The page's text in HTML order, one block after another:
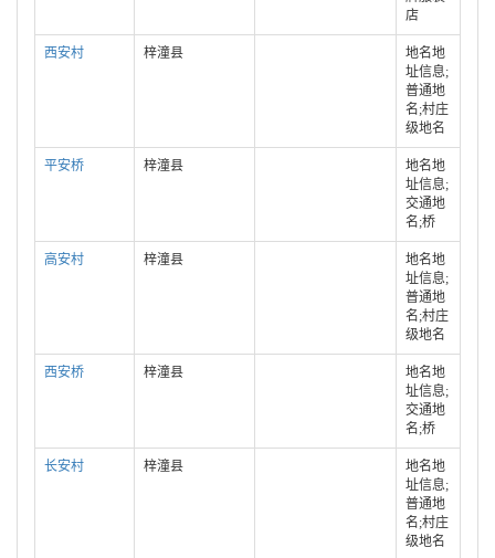
店
西安村 梓潼县
地名地
址信息;
普通地
名;村庄
级地名
平安桥 梓潼县
地名地
址信息;
交通地
名;桥
高安村 梓潼县
地名地
址信息;
普通地
名;村庄
级地名
西安桥 梓潼县
地名地
址信息;
交通地
名;桥
长安村 梓潼县
地名地
址信息;
普通地
名;村庄
级地名